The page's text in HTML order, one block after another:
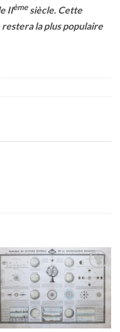
IIèmesiècle. Cette
la plus populaire
Ajouter
à la
wishlist